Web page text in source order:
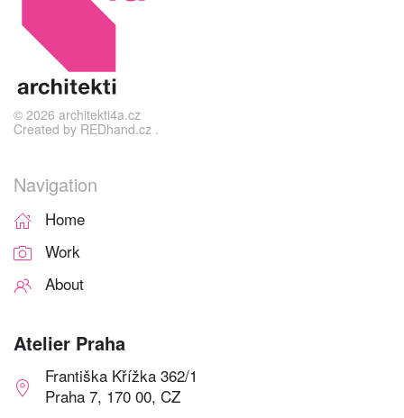
© 2026 architekti4a.cz
Created by REDhand.cz .
Navigation
Home
Work
About
Atelier Praha
Františka Křížka 362/1
Praha 7, 170 00, CZ